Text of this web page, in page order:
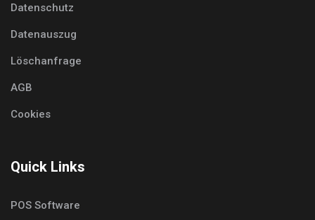
Datenschutz
Datenauszug
Löschanfrage
AGB
Cookies
Quick Links
POS Software